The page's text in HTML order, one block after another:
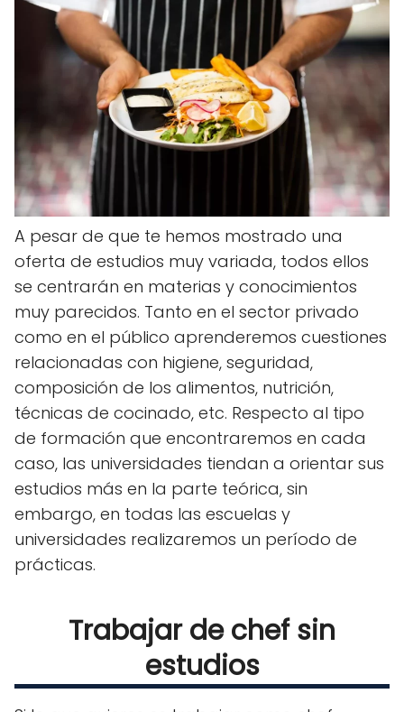
A pesar de que te hemos mostrado una
oferta de estudios muy variada, todos ellos
se centrarán en materias y conocimientos
muy parecidos. Tanto en el sector privado
como en el público aprenderemos cuestiones
relacionadas con higiene, seguridad,
composición de los alimentos, nutrición,
técnicas de cocinado, etc. Respecto al tipo
de formación que encontraremos en cada
caso, las universidades tiendan a orientar sus
estudios más en la parte teórica, sin
embargo, en todas las escuelas y
universidades realizaremos un período de
prácticas.
Trabajar de chef sin
estudios